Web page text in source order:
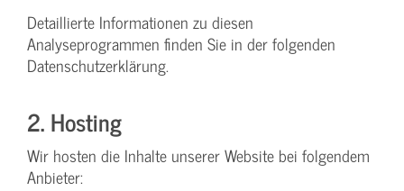
Detaillierte Informationen zu diesen
Analyseprogrammen finden Sie in der folgenden
Datenschutzerklärung.
2. Hosting
Wir hosten die Inhalte unserer Website bei folgendem
Anbieter: